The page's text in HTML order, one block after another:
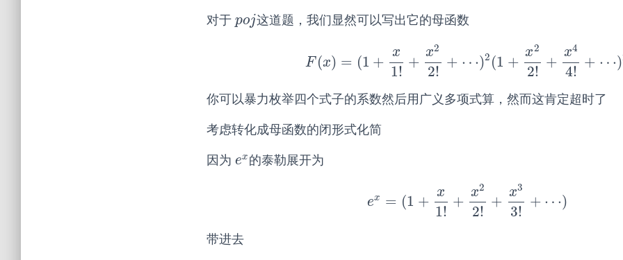
对于 poj
poj 这道题，我们显然可以写出它的母函数
F (x) = (1 +
x
1!
+
x2
2!
+ ⋯)2 (1 +
x2
2!
+
x4
4!
+ ⋯)
F (x) =( 1+x 1!+ x22 !+⋯ ) 2 (1+x 22 +x4 4!+ ⋯)2
你可以暴力枚举四个式子的系数然后用广义多项式算，然而这肯定超时了
考虑转化成母函数的闭形式化简
因为 ex
ex的泰勒展开为
ex = (1 +
x
1!
+
x2
2!
+
x3
3!
+ ⋯)
e x= (1+x1 +x 22!+x3 3!+⋯)
带进去